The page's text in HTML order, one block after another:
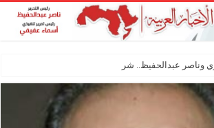
وناصر عبدالحفيظ.. شراكة فنية تر